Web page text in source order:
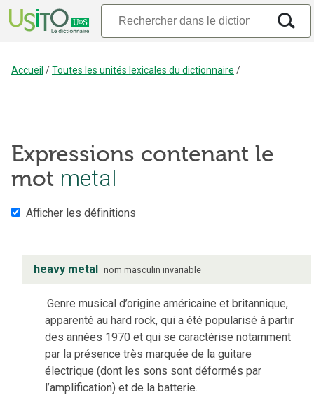
Accueil /Toutes les unités lexicales du dictionnaire /
Expressions contenant le
mot metal
Afficher les définitions
heavy metal nom masculin invariable
Genre musical d’origine américaine et britannique,
apparenté au hard rock, qui a été popularisé à partir
des années 1970 et qui se caractérise notamment
par la présence très marquée de la guitare
électrique (dont les sons sont déformés par
l’amplification) et de la batterie.